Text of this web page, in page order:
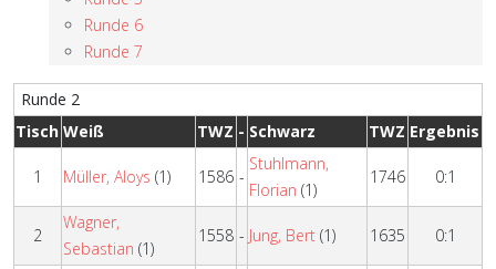
Runde 6
Runde 7
Runde 2
Tisch Weiß TWZ - Schwarz TWZ Ergebnis
1 Müller, Aloys (1) 1586 -
Stuhlmann,
Florian (1)
1746 0:1
2
Wagner,
Sebastian (1)
1558 - Jung, Bert (1) 1635 0:1